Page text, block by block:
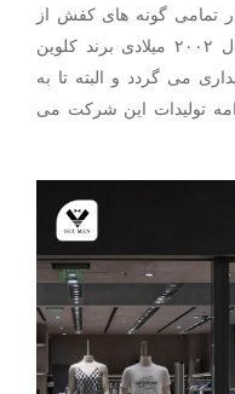
تمامی گونه های کفش از
برند کلوین کلاین تولید می‌شد. در سال ۲۰۰۲ میلادی برند کلوین
می گردد و البته تا به
تولیدات این شرکت می